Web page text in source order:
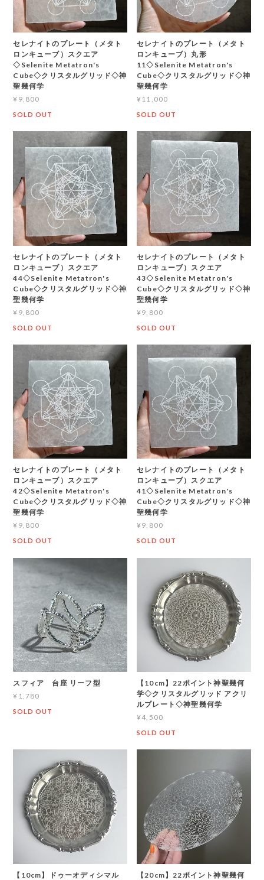
セレナイトのプレート（メタト
ロンキューブ）スクエア
◇Selenite Metatron's
Cube◇クリスタルグリッド◇神
聖幾何学
¥9,800
SOLD OUT
セレナイトのプレート（メタト
ロンキューブ）丸形
11◇Selenite Metatron's
Cube◇クリスタルグリッド◇神
聖幾何学
¥11,000
SOLD OUT
セレナイトのプレート（メタト
ロンキューブ）スクエア
44◇Selenite Metatron's
Cube◇クリスタルグリッド◇神
聖幾何学
¥9,800
SOLD OUT
セレナイトのプレート（メタト
ロンキューブ）スクエア
43◇Selenite Metatron's
Cube◇クリスタルグリッド◇神
聖幾何学
¥9,800
SOLD OUT
セレナイトのプレート（メタト
ロンキューブ）スクエア
42◇Selenite Metatron's
Cube◇クリスタルグリッド◇神
聖幾何学
¥9,800
SOLD OUT
セレナイトのプレート（メタト
ロンキューブ）スクエア
41◇Selenite Metatron's
Cube◇クリスタルグリッド◇神
聖幾何学
¥9,800
SOLD OUT
スフィア 台座 リーフ型
¥1,780
SOLD OUT
【10cm】22ポイント神聖幾何
学◇クリスタルグリッド アクリ
ルプレート◇神聖幾何学
¥4,500
SOLD OUT
【10cm】ドゥーオディシマル
【20cm】22ポイント神聖幾何